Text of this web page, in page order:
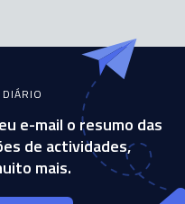
e-mail o resumo das
de actividades,
mais.